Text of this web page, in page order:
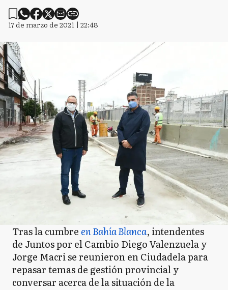
17 de marzo de 2021 | 22:48
Tras la cumbreen Bahía Blanca, intendentes
de Juntos por el Cambio Diego Valenzuela y
Jorge Macri se reunieron en Ciudadela para
repasar temas de gestión provincial y
conversar acerca de la situación de la